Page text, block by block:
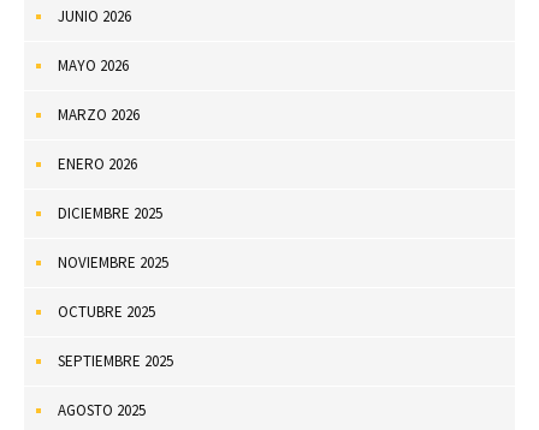
JUNIO 2026
MAYO 2026
MARZO 2026
ENERO 2026
DICIEMBRE 2025
NOVIEMBRE 2025
OCTUBRE 2025
SEPTIEMBRE 2025
AGOSTO 2025